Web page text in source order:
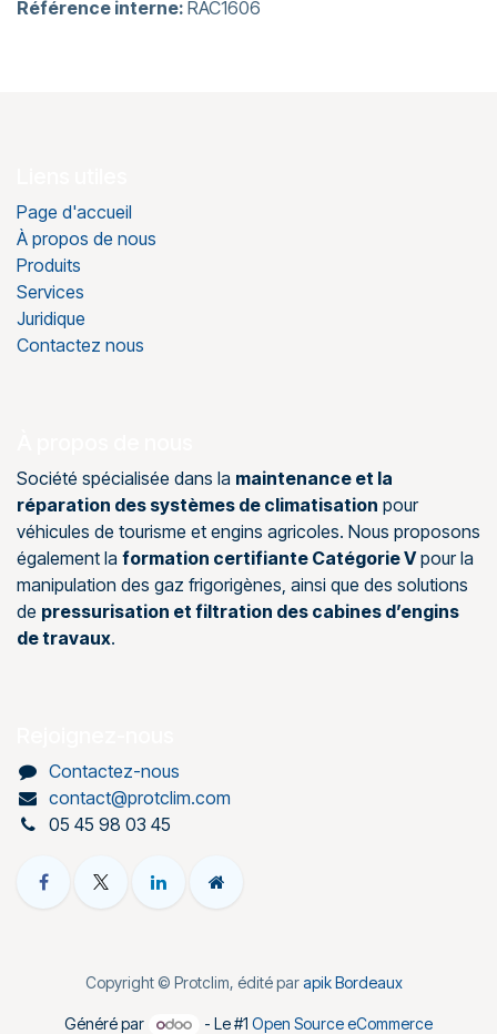
Référence interne: RAC1606
Page d'accueil
À propos de nous
Produits
Services
Juridique
Contactez nous
Société spécialisée dans la maintenance et la
réparation des systèmes de climatisation pour
véhicules de tourisme et engins agricoles. Nous proposons
également la formation certifiante Catégorie Vpour la
manipulation des gaz frigorigènes, ainsi que des solutions
de pressurisation et filtration des cabines d’engins
de travaux.
Contactez-nous
contact@protclim.com
05 45 98 03 45
Copyright © Protclim, édité parapik Bordeaux
Généré par - Le #1Open Source eCommerce